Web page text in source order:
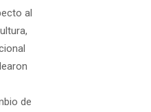
al
de